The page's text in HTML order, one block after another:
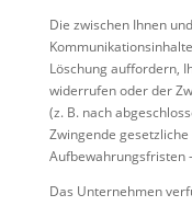
Die zwischen Ihnen
Löschung auffordern,
widerrufen oder der
(z. B. nach
Zwingende
Aufbewahrungsfristen
Das Unternehmen